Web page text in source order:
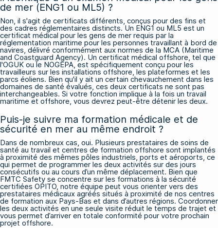
de mer (ENG1 ou ML5) ?
Non, il s'agit de certificats différents, conçus pour des fins et
des cadres réglementaires distincts. Un ENG1 ou ML5 est un
certificat médical pour les gens de mer requis par la
réglementation maritime pour les personnes travaillant à bord de
navires, délivré conformément aux normes de la MCA (Maritime
and Coastguard Agency). Un certificat médical offshore, tel que
l'OGUK ou le NOGEPA, est spécifiquement conçu pour les
travailleurs sur les installations offshore, les plateformes et les
parcs éoliens. Bien qu'il y ait un certain chevauchement dans les
domaines de santé évalués, ces deux certificats ne sont pas
interchangeables. Si votre fonction implique à la fois un travail
maritime et offshore, vous devrez peut-être détenir les deux.
Puis-je suivre ma formation médicale et de
sécurité en mer au même endroit ?
Dans de nombreux cas, oui. Plusieurs prestataires de soins de
santé au travail et centres de formation offshore sont implantés
à proximité des mêmes pôles industriels, ports et aéroports, ce
qui permet de programmer les deux activités sur des jours
consécutifs ou au cours d’un même déplacement. Bien que
FMTC Safety se concentre sur les formations à la sécurité
certifiées OPITO, notre équipe peut vous orienter vers des
prestataires médicaux agréés situés à proximité de nos centres
de formation aux Pays-Bas et dans d’autres régions. Coordonner
les deux activités en une seule visite réduit le temps de trajet et
vous permet d’arriver en totale conformité pour votre prochain
projet offshore.